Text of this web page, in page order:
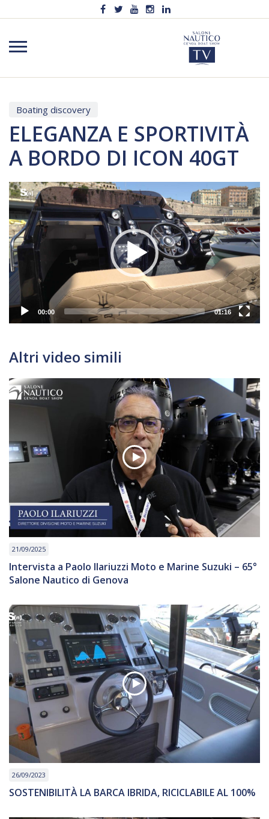
Boating discovery
ELEGANZA E SPORTIVITÀ
A BORDO DI ICON 40GT
Video
Player
00:00 01:16
Altri video simili
21/09/2025
Intervista a Paolo Ilariuzzi Moto e Marine Suzuki – 65°
Salone Nautico di Genova
26/09/2023
SOSTENIBILITÀ LA BARCA IBRIDA, RICICLABILE AL 100%